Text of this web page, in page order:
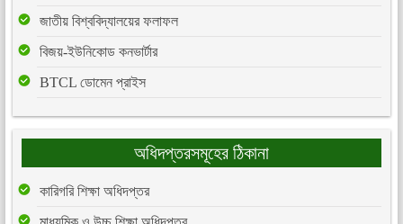
জাতীয় বিশ্ববিদ্যালয়ের ফলাফল
বিজয়-ইউনিকোড কনভার্টার
BTCL ডোমেন প্রাইস
অধিদপ্তরসমূহের ঠিকানা
কারিগরি শিক্ষা অধিদপ্তর